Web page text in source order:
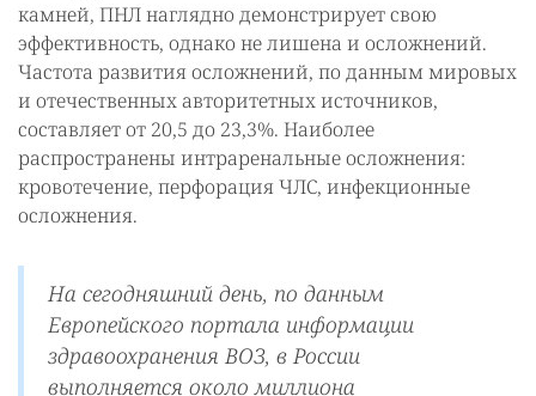
камней, ПНЛ наглядно демонстрирует свою
эффективность, однако не лишена и осложнений.
Частота развития осложнений, по данным мировых
и отечественных авторитетных источников,
составляет от 20,5 до 23,3%. Наиболее
распространены интраренальные осложнения:
кровотечение, перфорация ЧЛС, инфекционные
осложнения.
На сегодняшний день, по данным
Европейского портала информации
здравоохранения ВОЗ, в России
выполняется около миллиона